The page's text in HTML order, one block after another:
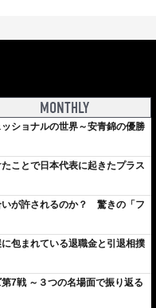
MONTHLY
ショナルの世界～安青錦の優勝
ことで日本代表に起きたプラス
いが許されるのか？ 驚きの「フ
包まれている退職金と引退相撲
7戦 ～３つの名場面で振り返る